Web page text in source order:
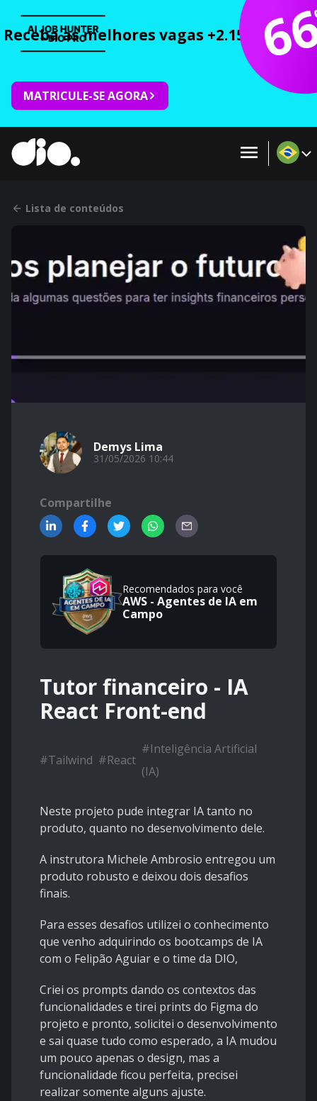
Receba as melhores vagas +2.150 cursos
MATRICULE-SE AGORA
Lista de conteúdos
Demys Lima
31/05/2026 10:44
Compartilhe
Recomendados para você
AWS - Agentes de IA em
Campo
Tutor financeiro - IA
React Front-end
#Tailwind #React
#Inteligência Artificial
(IA)
Neste projeto pude integrar IA tanto no
produto, quanto no desenvolvimento dele.
A instrutora Michele Ambrosio entregou um
produto robusto e deixou dois desafios
finais.
Para esses desafios utilizei o conhecimento
que venho adquirindo os bootcamps de IA
com o Felipão Aguiar e o time da DIO,
Criei os prompts dando os contextos das
funcionalidades e tirei prints do Figma do
projeto e pronto, solicitei o desenvolvimento
e sai quase tudo como esperado, a IA mudou
um pouco apenas o design, mas a
funcionalidade ficou perfeita, precisei
realizar somente alguns ajuste.